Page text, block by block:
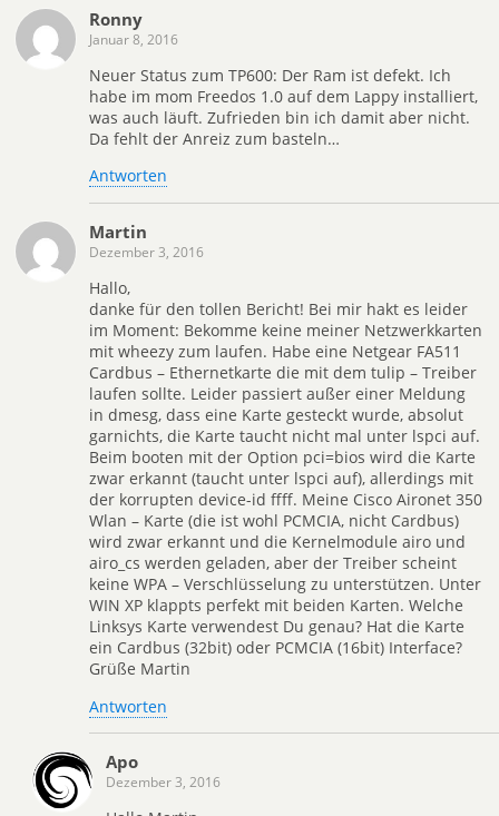
Ronny
Januar 8, 2016
Neuer Status zum TP600: Der Ram ist defekt. Ich
habe im mom Freedos 1.0 auf dem Lappy installiert,
was auch läuft. Zufrieden bin ich damit aber nicht.
Da fehlt der Anreiz zum basteln…
Antworten
Martin
Dezember 3, 2016
Hallo,
danke für den tollen Bericht! Bei mir hakt es leider
im Moment: Bekomme keine meiner Netzwerkkarten
mit wheezy zum laufen. Habe eine Netgear FA511
Cardbus – Ethernetkarte die mit dem tulip – Treiber
laufen sollte. Leider passiert außer einer Meldung
in dmesg, dass eine Karte gesteckt wurde, absolut
garnichts, die Karte taucht nicht mal unter lspci auf.
Beim booten mit der Option pci=bios wird die Karte
zwar erkannt (taucht unter lspci auf), allerdings mit
der korrupten device-id ffff. Meine Cisco Aironet 350
Wlan – Karte (die ist wohl PCMCIA, nicht Cardbus)
wird zwar erkannt und die Kernelmodule airo und
airo_cs werden geladen, aber der Treiber scheint
keine WPA – Verschlüsselung zu unterstützen. Unter
WIN XP klappts perfekt mit beiden Karten. Welche
Linksys Karte verwendest Du genau? Hat die Karte
ein Cardbus (32bit) oder PCMCIA (16bit) Interface?
Grüße Martin
Antworten
Apo
Dezember 3, 2016